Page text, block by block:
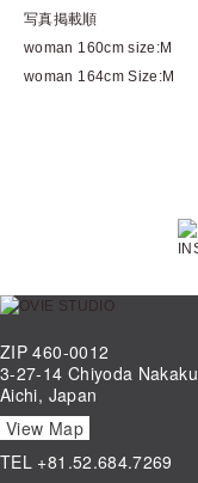
写真掲載順
woman 160cm size:M
woman 164cm Size:M
ZIP 460-0012
3-27-14 Chiyoda Nakaku
Aichi, Japan
View Map
TEL +81.52.684.7269